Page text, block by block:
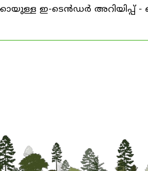
ഇ-ടെൻഡർ അറിയിപ്പ് -